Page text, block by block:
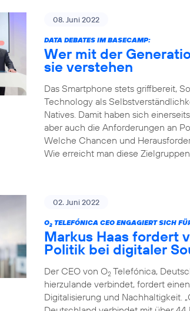
08. Juni 2022
DATA DEBATES IM BASECAMP:
Wer mit der
sie verstehen
Das Smartphone stets griffbereit,
Technology als
Natives. Damit haben sich
aber auch die Anforderungen an
Welche Chancen und
Wie erreicht man diese
02. Juni 2022
O2 TELEFÓNICA CEO ENGAGIERT SICH
Markus Haas fordert
Politik bei digitaler
Der CEO von O2 Telefónica,
hierzulande verbindet, fordert
Digitalisierung und Nachhaltigkeit.